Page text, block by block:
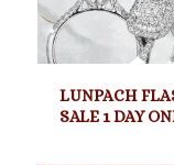
LUNPACH
SALE 1 DAY